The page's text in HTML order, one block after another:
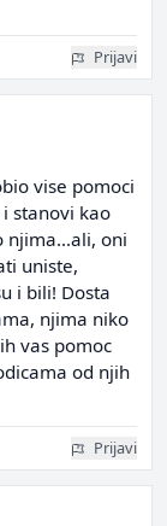
Prijavi
vise pomoci
stanovi kao
njima...ali, oni
uniste,
i bili! Dosta
njima niko
vas pomoc
od njih
Prijavi